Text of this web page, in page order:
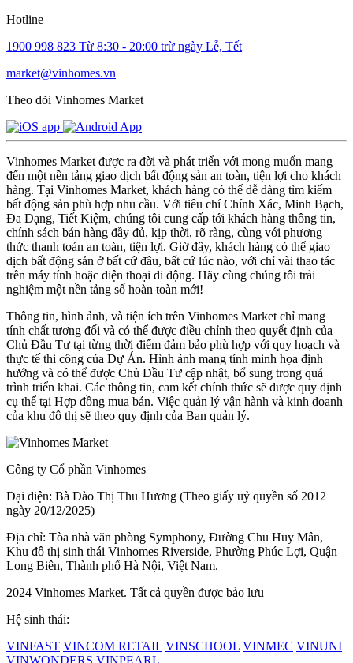
Hotline
1900 998 823 Từ 8:30 - 20:00 trừ ngày Lễ, Tết
market@vinhomes.vn
Theo dõi Vinhomes Market
Vinhomes Market được ra đời và phát triển với mong muốn mang
đến một nền tảng giao dịch bất động sản an toàn, tiện lợi cho khách
hàng. Tại Vinhomes Market, khách hàng có thể dễ dàng tìm kiếm
bất động sản phù hợp nhu cầu. Với tiêu chí Chính Xác, Minh Bạch,
Đa Dạng, Tiết Kiệm, chúng tôi cung cấp tới khách hàng thông tin,
chính sách bán hàng đầy đủ, kịp thời, rõ ràng, cùng với phương
thức thanh toán an toàn, tiện lợi. Giờ đây, khách hàng có thể giao
dịch bất động sản ở bất cứ đâu, bất cứ lúc nào, với chỉ vài thao tác
trên máy tính hoặc điện thoại di động. Hãy cùng chúng tôi trải
nghiệm một nền tảng số hoàn toàn mới!
Thông tin, hình ảnh, và tiện ích trên Vinhomes Market chỉ mang
tính chất tương đối và có thể được điều chỉnh theo quyết định của
Chủ Đầu Tư tại từng thời điểm đảm bảo phù hợp với quy hoạch và
thực tế thi công của Dự Án. Hình ảnh mang tính minh họa định
hướng và có thể được Chủ Đầu Tư cập nhật, bổ sung trong quá
trình triển khai. Các thông tin, cam kết chính thức sẽ được quy định
cụ thể tại Hợp đồng mua bán. Việc quản lý vận hành và kinh doanh
của khu đô thị sẽ theo quy định của Ban quản lý.
Công ty Cổ phần Vinhomes
Đại diện: Bà Đào Thị Thu Hương (Theo giấy uỷ quyền số 2012
ngày 20/12/2025)
Địa chỉ: Tòa nhà văn phòng Symphony, Đường Chu Huy Mân,
Khu đô thị sinh thái Vinhomes Riverside, Phường Phúc Lợi, Quận
Long Biên, Thành phố Hà Nội, Việt Nam.
2024 Vinhomes Market. Tất cả quyền được bảo lưu
Hệ sinh thái:
VINFAST VINCOM RETAIL VINSCHOOL VINMEC VINUNI
VINWONDERS VINPEARL